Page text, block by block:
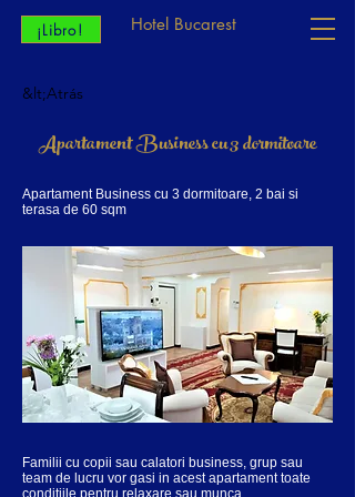
Hotel Bucarest
¡Libro!
&lt;Atrás
Apartament Business cu 3 dormitoare
Apartament Business cu 3 dormitoare, 2 bai si
terasa de 60 sqm
Familii cu copii sau calatori business, grup sau
team de lucru vor gasi in acest apartament toate
conditiile pentru relaxare sau munca.